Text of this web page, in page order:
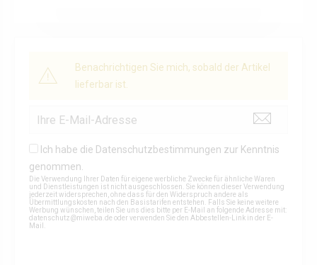
Benachrichtigen Sie mich, sobald der Artikel
lieferbar ist.
Ich habe die Datenschutzbestimmungen zur Kenntnis
genommen.
Die Verwendung Ihrer Daten für eigene werbliche Zwecke für ähnliche Waren
und Dienstleistungen ist nicht ausgeschlossen. Sie können dieser Verwendung
jederzeit widersprechen, ohne dass für den Widerspruch andere als
Übermittlungskosten nach den Basistarifen entstehen. Falls Sie keine weitere
Werbung wünschen, teilen Sie uns dies bitte per E-Mail an folgende Adresse mit:
datenschutz@miweba.de oder verwenden Sie den Abbestellen-Link in der E-
Mail.